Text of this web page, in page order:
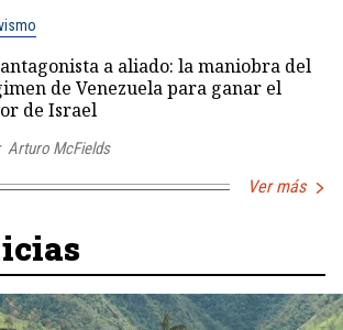
a aliado: la maniobra del
de Venezuela para ganar el
de Israel
Arturo McFields
Ver más